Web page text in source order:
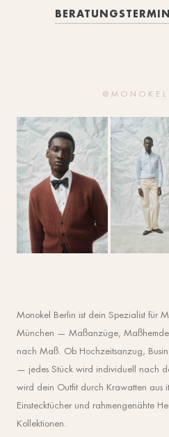
Monokel Berlin ist dein Spezialist für
München — Maßanzüge,
nach Maß. Ob Hochzeitsanzug,
— jedes Stück wird individuell nach
wird dein Outfit durch Krawatten aus
Einstecktücher und rahmengenähte
Kollektionen.